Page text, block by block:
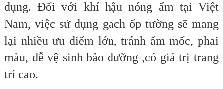
dụng. Đối với khí hậu nóng ẩm tại Việt
Nam, việc sử dụng gạch ốp tường sẽ mang
lại nhiều ưu điểm lớn, tránh ẩm mốc, phai
màu, dễ vệ sinh bảo dưỡng ,có giá trị trang
trí cao.